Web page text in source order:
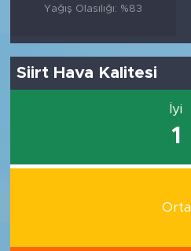
Yağış Olasılığı: %83
Siirt Hava Kalitesi
İyi
1
Orta